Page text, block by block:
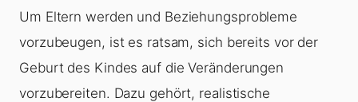
Um Eltern werden und Beziehungsprobleme
vorzubeugen, ist es ratsam, sich bereits vor der
Geburt des Kindes auf die Veränderungen
vorzubereiten. Dazu gehört, realistische